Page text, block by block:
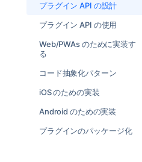
プラグイン API の設計
プラグイン API の使用
Web/PWAs のために実装す
る
コード抽象化パターン
iOS のための実装
Android のための実装
プラグインのパッケージ化